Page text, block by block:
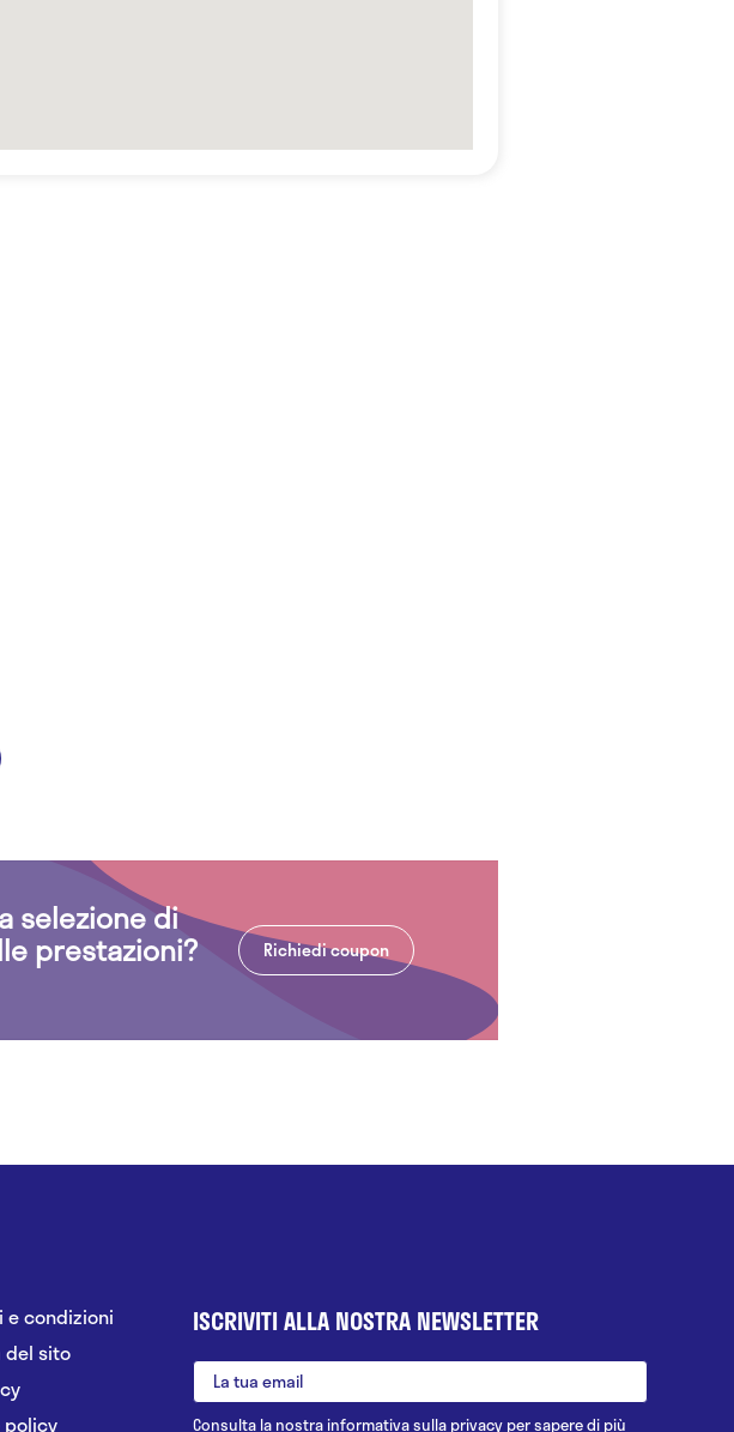
selezione di
prestazioni? Richiedi coupon
e condizioni
del sito
policy
ISCRIVITI ALLA NOSTRA NEWSLETTER
Consulta la nostrainformativa sulla privacy per sapere di più